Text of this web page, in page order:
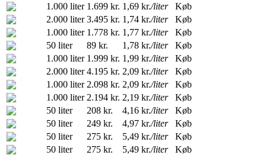
1.000 liter 1.699 kr. 1,69 kr./liter
Køb
2.000 liter 3.495 kr. 1,74 kr./liter
Køb
1.000 liter 1.778 kr. 1,77 kr./liter
Køb
50 liter
89 kr. 1,78 kr./liter
Køb
1.000 liter 1.999 kr. 1,99 kr./liter
Køb
2.000 liter 4.195 kr. 2,09 kr./liter
Køb
1.000 liter 2.098 kr. 2,09 kr./liter
Køb
1.000 liter 2.194 kr. 2,19 kr./liter
Køb
50 liter
208 kr. 4,16 kr./liter
Køb
50 liter
249 kr. 4,97 kr./liter
Køb
50 liter
275 kr. 5,49 kr./liter
Køb
50 liter
275 kr. 5,49 kr./liter
Køb